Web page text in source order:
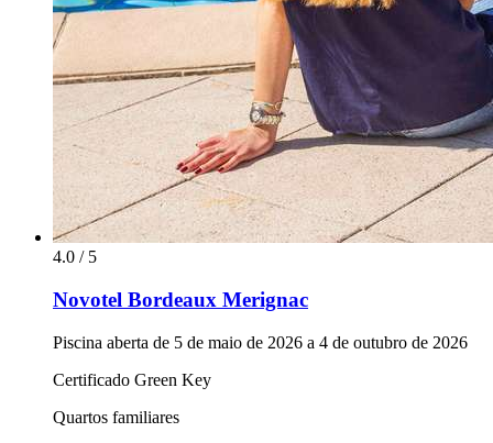
4.0 / 5
Novotel Bordeaux Merignac
Piscina aberta de 5 de maio de 2026 a 4 de outubro de 2026
Certificado Green Key
Quartos familiares